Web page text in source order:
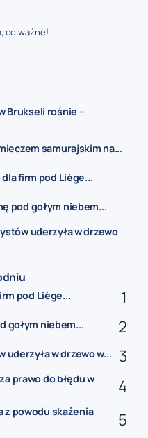
co ważne!
Brukseli rośnie –
samurajskim na...
firm pod Liège...
pod gołym niebem...
uderzyła w drzewo
pod Liège...
gołym niebem...
w drzewo w...
prawo do błędu w
z powodu skażenia